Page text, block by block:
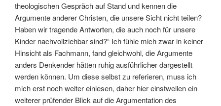
theologischen Gespräch auf Stand und kennen die
Argumente anderer Christen, die unsere Sicht nicht teilen?
Haben wir tragende Antworten, die auch noch für unsere
Kinder nachvollziehbar sind?“ Ich fühle mich zwar in keiner
Hinsicht als Fachmann, fand gleichwohl, die Argumente
anders Denkender hätten ruhig ausführlicher dargestellt
werden können. Um diese selbst zu referieren, muss ich
mich erst noch weiter einlesen, daher hier einstweilen ein
weiterer prüfender Blick auf die Argumentation des